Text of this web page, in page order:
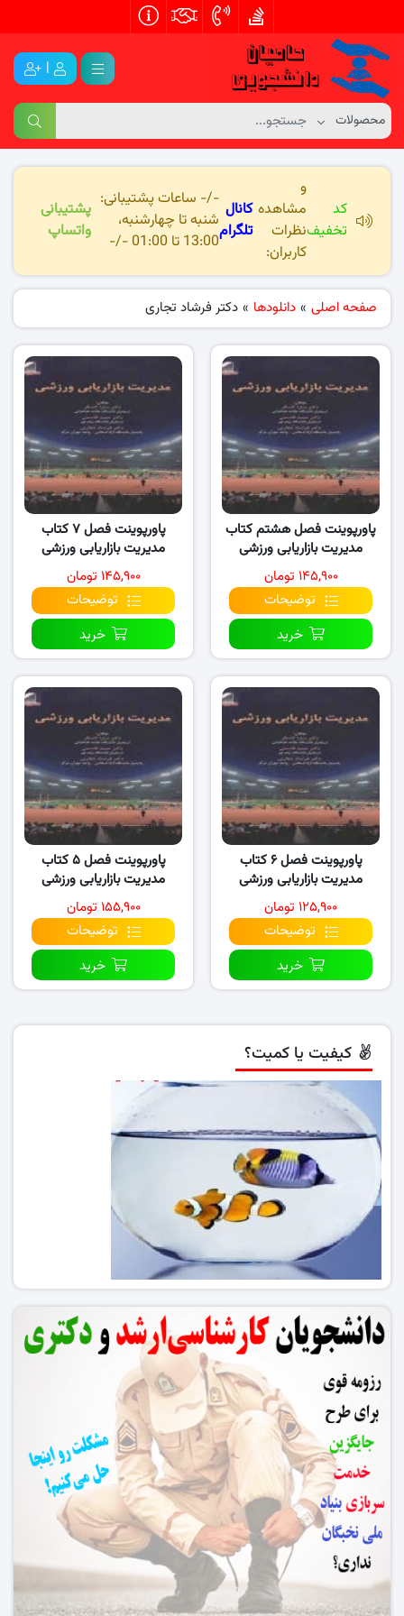
|
کد
تخفیف
و
مشاهده
نظرات
کاربران:
کانال
تلگرام
-/- ساعات پشتیبانی:
شنبه تا چهارشنبه،
13:00 تا 01:00 -/-
پشتیبانی
واتساپ
صفحه اصلی » دانلودها » دکتر فرشاد تجاری
پاورپوینت فصل هشتم کتاب
مدیریت بازاریابی ورزشی
۱۴۵,۹۰۰ تومان
توضیحات
خرید
پاورپوینت فصل ۷ کتاب
مدیریت بازاریابی ورزشی
۱۴۵,۹۰۰ تومان
توضیحات
خرید
پاورپوینت فصل ۶ کتاب
مدیریت بازاریابی ورزشی
۱۲۵,۹۰۰ تومان
توضیحات
خرید
پاورپوینت فصل ۵ کتاب
مدیریت بازاریابی ورزشی
۱۵۵,۹۰۰ تومان
توضیحات
خرید
کیفیت یا کمیت؟